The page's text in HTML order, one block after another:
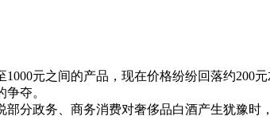
元之间的产品，现在价格纷纷回落约200
夺。
政务、商务消费对奢侈品白酒产生犹豫时